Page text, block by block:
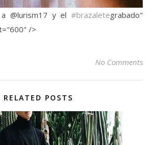
@lurism17 y el #brazaletegrabado"
/>
No Comments
RELATED POSTS